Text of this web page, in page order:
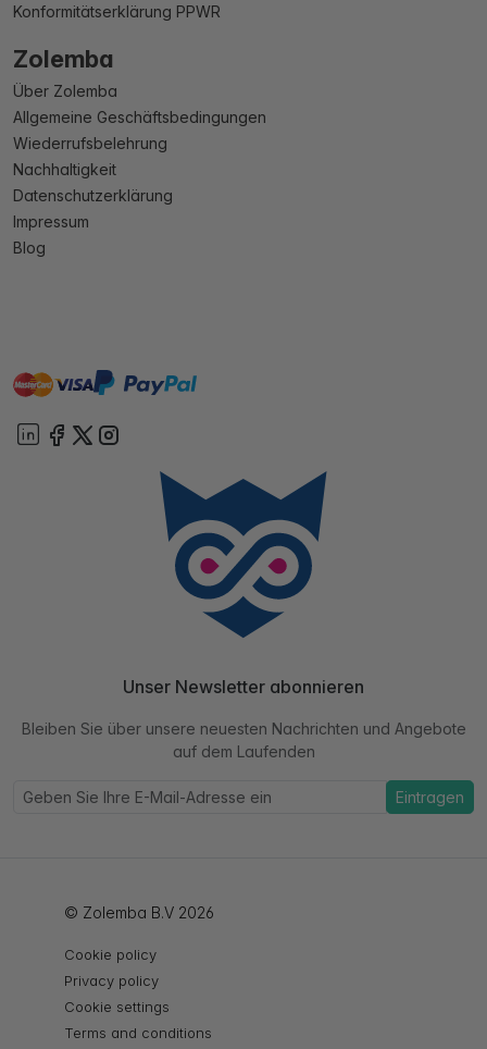
Konformitätserklärung PPWR
Zolemba
Über Zolemba
Allgemeine Geschäftsbedingungen
Wiederrufsbelehrung
Nachhaltigkeit
Datenschutzerklärung
Impressum
Blog
mastervisa paypal
Unser Newsletter abonnieren
Bleiben Sie über unsere neuesten Nachrichten und Angebote
auf dem Laufenden
Eintragen
© Zolemba B.V 2026
Cookie policy
Privacy policy
Cookie settings
Terms and conditions